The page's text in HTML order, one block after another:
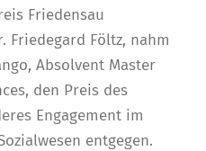
Friedensau
Friedegard Föltz, nahm
Absolvent Master
den Preis des
Engagement im
entgegen.